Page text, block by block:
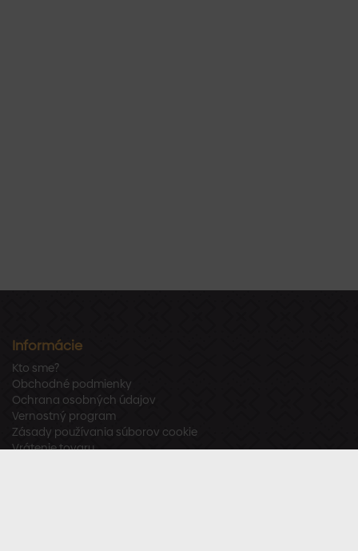
Informácie
Kto sme?
Obchodné podmienky
Ochrana osobných údajov
Vernostný program
Zásady používania súborov cookie
Vrátenie tovaru